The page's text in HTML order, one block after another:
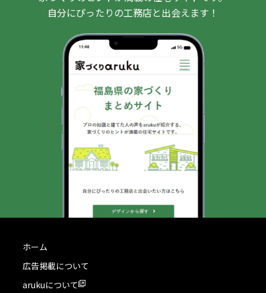
自分にぴったりの工務店と出会えます！
ホーム
広告掲載について
arukuについて